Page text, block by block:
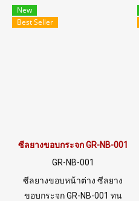
สะเทือนและสภาพแวดล้อมสุด
New
Best Seller
ซีลยางขอบกระจก GR-NB-001
GR-NB-001
ซีลยางขอบหน้าต่าง ซีลยาง
ขอบกระจก GR-NB-001 ทน